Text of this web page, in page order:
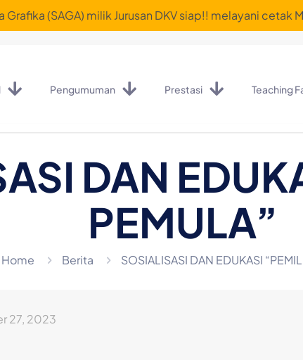
Grafika (SAGA) milik Jurusan DKV siap!! melayani cetak
Pengumuman Prestasi Teaching
DAN
PEMULA”
Home Berita SOSIALISASI DAN EDUKASI
27, 2023